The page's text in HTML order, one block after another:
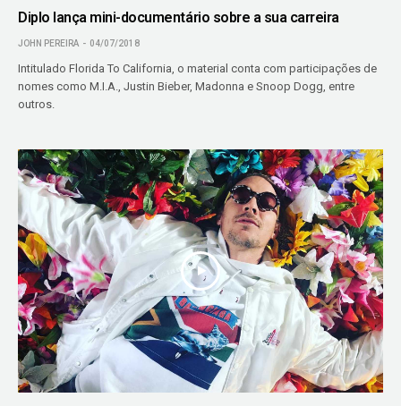
Diplo lança mini-documentário sobre a sua carreira
JOHN PEREIRA 04/07/2018
Intitulado Florida To California, o material conta com participações de
nomes como M.I.A., Justin Bieber, Madonna e Snoop Dogg, entre
outros.